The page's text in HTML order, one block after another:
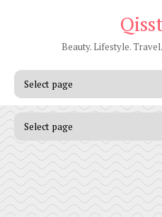
Beauty. Lifestyle.